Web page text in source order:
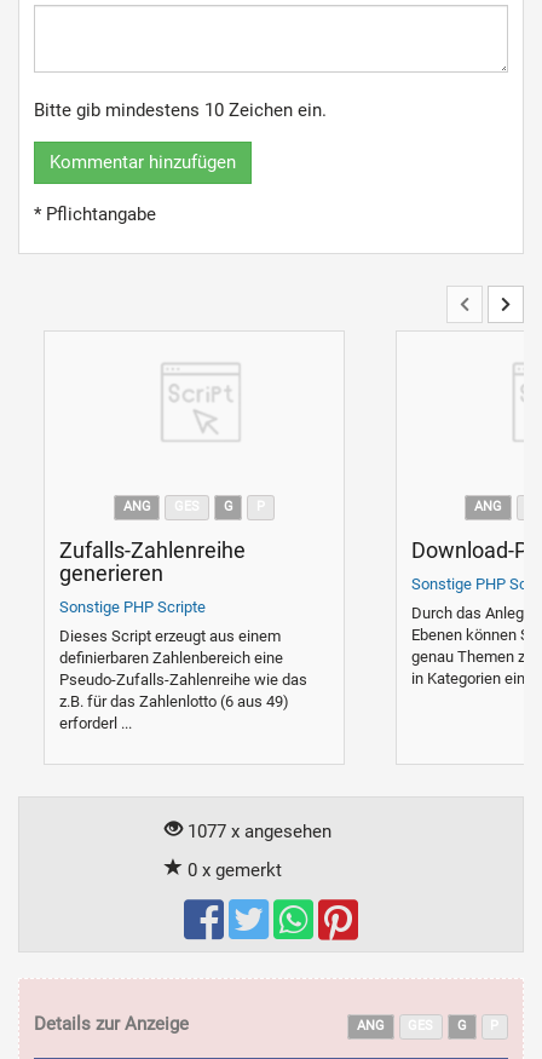
Bitte gib mindestens 10 Zeichen ein.
Kommentar hinzufügen
* Pflichtangabe
ANG G
Zufalls-Zahlenreihe
generieren
Sonstige PHP Scripte
Dieses Script erzeugt aus einem
definierbaren Zahlenbereich eine
Pseudo-Zufalls-Zahlenreihe wie das
z.B. für das Zahlenlotto (6 aus 49)
erforderl ...
ANG
Download-
Sonstige PHP
Durch das
Ebenen können
genau Themen
in Kategorien
1077 x angesehen
0 x gemerkt
Details zur Anzeige ANG G